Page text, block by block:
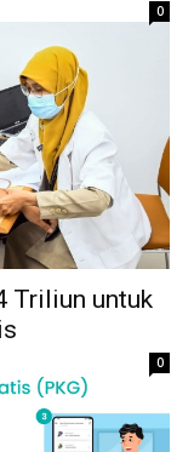
0
Triliun untuk
0